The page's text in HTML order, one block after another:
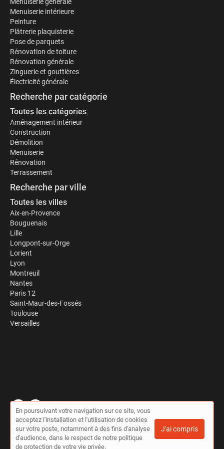
Menuiserie intérieure
Peinture
Plâtrerie plaquisterie
Pose de parquets
Rénovation de toiture
Rénovation générale
Zinguerie et gouttières
Électricité générale
Recherche par catégorie
Toutes les catégories
Aménagement intérieur
Construction
Démolition
Menuiserie
Rénovation
Terrassement
Recherche par ville
Toutes les villes
Aix-en-Provence
Bouguenais
Lille
Longpont-sur-Orge
Lorient
Lyon
Montreuil
Nantes
Paris 12
Saint-Maur-des-Fossés
Toulouse
Versailles
© Travaux à la pelle 2026 |Plan du site|Mon compte
Contact
Conditions générales d'utilisation|Politique de confidentialité
En poursuivant votre navigation sur ce site, vous
acceptez l'installation et l'utilisation de cookies
sur votre poste, notamment à des fins d'analyse
d'audience, dans le respect de notre politique
de protection de votre vie privée.
J'ai compris